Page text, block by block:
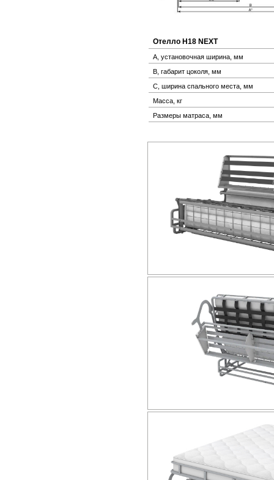
Отелло Н18 NEXT
А, установочная ширина, мм
В, габарит цоколя, мм
С, ширина спального места, мм
Масса, кг
Размеры матраса, мм